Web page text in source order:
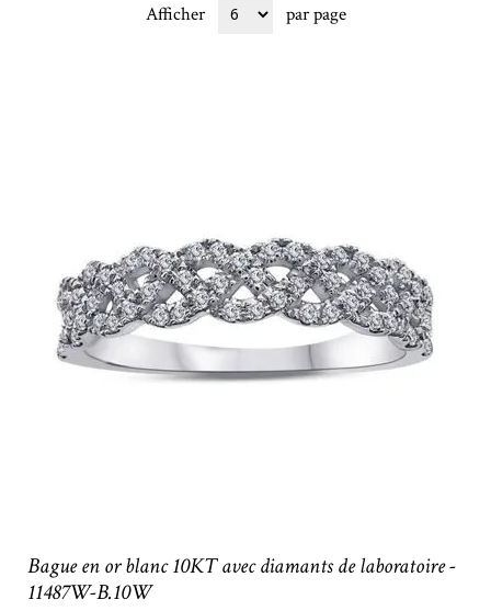
Afficher par page
Bague en or blanc 10KT avec diamants de laboratoire -
11487W-B.10W